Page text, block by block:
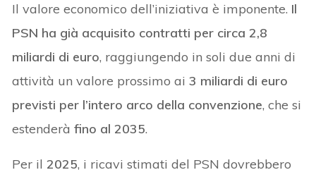
Il valore economico dell’iniziativa è imponente. Il
PSN ha già acquisito contratti per circa 2,8
miliardi di euro, raggiungendo in soli due anni di
attività un valore prossimo ai3 miliardi di euro
previsti per l’intero arco della convenzione, che si
estenderàfino al 2035.
Per il2025, i ricavi stimati del PSN dovrebbero